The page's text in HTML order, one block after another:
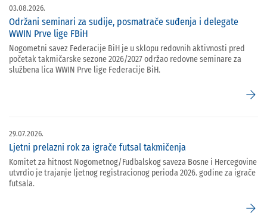
03.08.2026.
Održani seminari za sudije, posmatrače suđenja i delegate
WWIN Prve lige FBiH
Nogometni savez Federacije BiH je u sklopu redovnih aktivnosti pred
početak takmičarske sezone 2026/2027 održao redovne seminare za
službena lica WWIN Prve lige Federacije BiH.
arrow_forward
29.07.2026.
Ljetni prelazni rok za igrače futsal takmičenja
Komitet za hitnost Nogometnog/Fudbalskog saveza Bosne i Hercegovine
utvrdio je trajanje ljetnog registracionog perioda 2026. godine za igrače
futsala.
arrow_forward